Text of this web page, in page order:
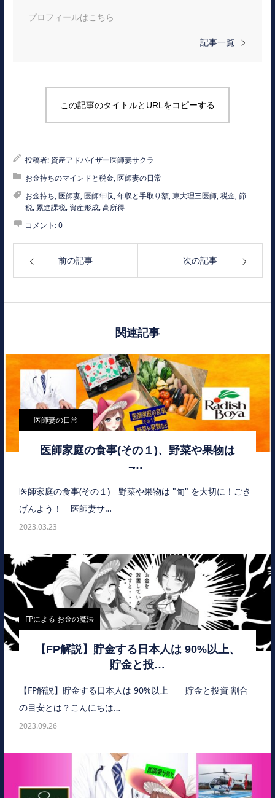
プロフィールはこちら
記事一覧
この記事のタイトルとURLをコピーする
投稿者: 資産アドバイザー医師妻サクラ
お金持ちのマインドと税金,医師妻の日常
お金持ち,医師妻,医師年収,年収と手取り額,東大理三医師,税金,節
税, 累進課税, 資産形成,高所得
コメント:0
前の記事 次の記事
関連記事
医師妻の日常
医師家庭の食事(その１)、野菜や果物は
̶…
医師家庭の食事(その１) 野菜や果物は "旬" を大切に！ごき
げんよう！ 医師妻サ…
2023.03.23
FPによる お金の魔法
【FP解説】貯金する日本人は 90%以上、
貯金と投…
【FP解説】貯金する日本人は 90%以上 貯金と投資 割合
の目安とは？こんにちは…
2023.09.26